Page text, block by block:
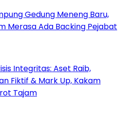
Gedung Meneng Baru,
Merasa Ada Backing Pejabat
Integritas: Aset Raib,
Fiktif & Mark Up, Kakam
Tajam